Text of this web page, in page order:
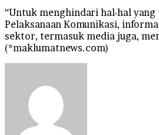
“Untuk menghindari hal-hal
Pelaksanaan Komunikasi,
sektor, termasuk media juga,
(*maklumatnews.com)